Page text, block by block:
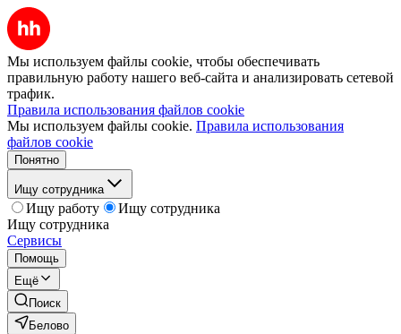
Мы используем файлы cookie, чтобы обеспечивать
правильную работу нашего веб-сайта и анализировать сетевой
трафик.
Правила использования файлов cookie
Мы используем файлы cookie. Правила использования
файлов cookie
Понятно
Ищу сотрудника
Ищу работу
Ищу сотрудника
Ищу сотрудника
Сервисы
Помощь
Ещё
Поиск
Белово